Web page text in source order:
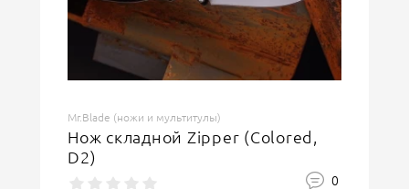
Mr.Blade (ножи и мультитулы)
Нож складной Zipper (Colored,
D2)
0